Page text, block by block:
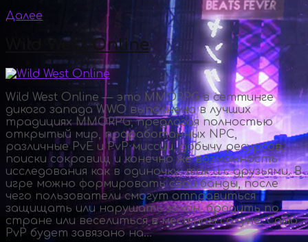
Далее
Wild West Online
Wild West Online — это MMORPG в сеттинге
дикого запада WWO выполнена в лучших
традициях MMORPG, предлагая полностью
открытый мир, проработанных NPC,
различные PvE и PvP миссии, добычу ресурсов,
поиски сокровищ и конечно же возможность
исследования как в одиночку, так и с друзьями. В
игре можно формировать свои банды, после
чего пользователи смогут отправиться
защищать или нарушать закон, бродить по
стране или веселиться в местном салуне. Само
PvP будет завязано на...